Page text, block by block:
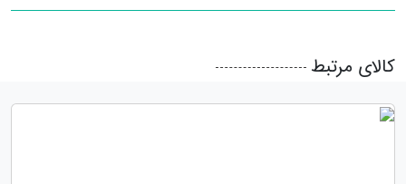
کالای مرتبط